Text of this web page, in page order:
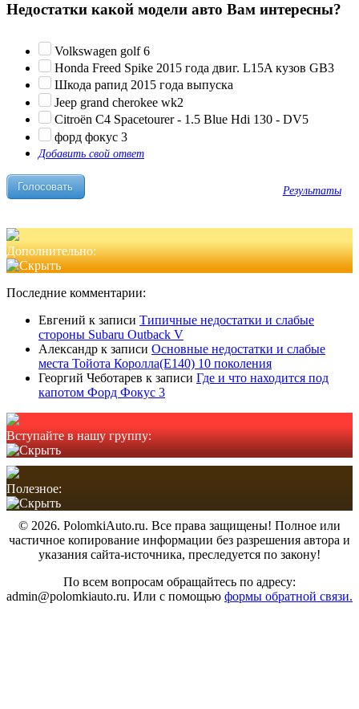
Недостатки какой модели авто Вам интересны?
Volkswagen golf 6
Honda Freed Spike 2015 года двиг. L15A кузов GB3
Шкода рапид 2015 года выпуска
Jeep grand cherokee wk2
Citroën C4 Spacetourer - 1.5 Blue Hdi 130 - DV5
форд фокус 3
Добавить свой ответ
Результаты
Дополнительно:
Последние комментарии:
Евгений к записи Типичные недостатки и слабые
стороны Subaru Outback V
Александр к записи Основные недостатки и слабые
места Тойота Королла(Е140) 10 поколения
Георгий Чеботарев к записи Где и что находится под
капотом Форд Фокус 3
Вступайте в нашу группу:
Полезное:
© 2026. PolomkiAuto.ru. Все права защищены! Полное или
частичное копирование информации без разрешения автора и
указания сайта-источника, преследуется по закону!
По всем вопросам обращайтесь по адресу:
admin@polomkiauto.ru. Или с помощью формы обратной связи.